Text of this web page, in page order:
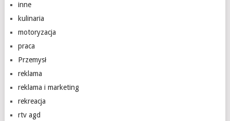
inne
kulinaria
motoryzacja
praca
Przemysł
reklama
reklama i marketing
rekreacja
rtv agd